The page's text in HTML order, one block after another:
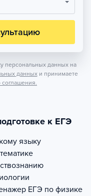
персональных данных на
данных и принимаете
соглашения.
к ЕГЭ
языку
ЕГЭ по физике